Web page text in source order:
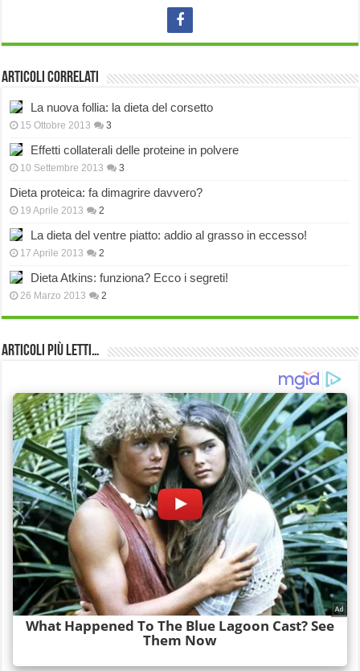
Articoli correlati
La nuova follia: la dieta del corsetto
15 Ottobre 2013 3
Effetti collaterali delle proteine in polvere
10 Settembre 2013 3
Dieta proteica: fa dimagrire davvero?
19 Aprile 2013 2
La dieta del ventre piatto: addio al grasso in eccesso!
17 Aprile 2013 2
Dieta Atkins: funziona? Ecco i segreti!
26 Marzo 2013 2
Articoli più Letti…